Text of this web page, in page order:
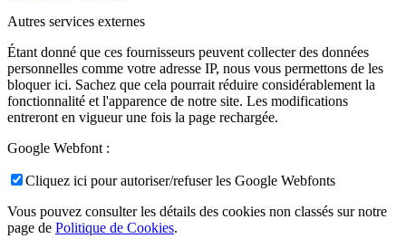
Autres services externes
Étant donné que ces fournisseurs peuvent collecter des données
personnelles comme votre adresse IP, nous vous permettons de les
bloquer ici. Sachez que cela pourrait réduire considérablement la
fonctionnalité et l'apparence de notre site. Les modifications
entreront en vigueur une fois la page rechargée.
Google Webfont :
Cliquez ici pour autoriser/refuser les Google Webfonts
Vous pouvez consulter les détails des cookies non classés sur notre
page de Politique de Cookies.